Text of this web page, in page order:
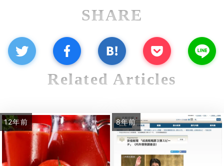
SHARE
Related Articles
12年前 8年前